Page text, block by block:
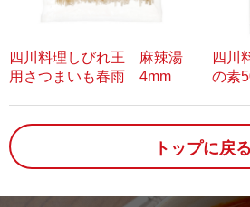
四川料理しびれ王 麻辣湯
用さつまいも春雨 4mm
四川
の素
トップに戻る